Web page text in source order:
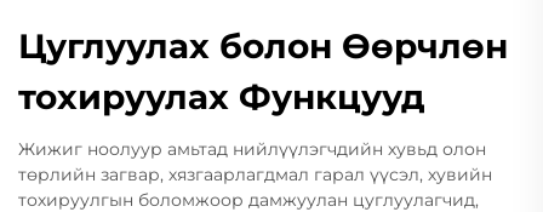
Цуглуулах болон Өөрчлөн
тохируулах Функцууд
Жижиг ноолуур амьтад нийлүүлэгчдийн хувьд олон
төрлийн загвар, хязгаарлагдмал гарал үүсэл, хувийн
тохируулгын боломжоор дамжуулан цуглуулагчид,